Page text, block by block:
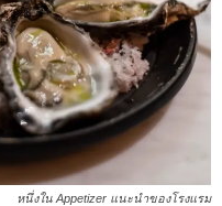
หนึ่งใน Appetizer แนะนำของโรงแรม